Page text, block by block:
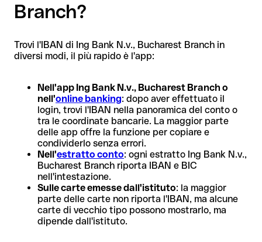
Branch?
Trovi l'IBAN di Ing Bank N.v., Bucharest Branch in
diversi modi, il più rapido è l'app:
Nell'app Ing Bank N.v., Bucharest Branch o
nell'online banking: dopo aver effettuato il
login, trovi l'IBAN nella panoramica del conto o
tra le coordinate bancarie. La maggior parte
delle app offre la funzione per copiare e
condividerlo senza errori.
Nell'estratto conto: ogni estratto Ing Bank N.v.,
Bucharest Branch riporta IBAN e BIC
nell'intestazione.
Sulle carte emesse dall'istituto: la maggior
parte delle carte non riporta l'IBAN, ma alcune
carte di vecchio tipo possono mostrarlo, ma
dipende dall'istituto.